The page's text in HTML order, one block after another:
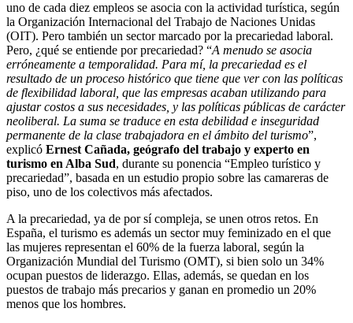
uno de cada diez empleos se asocia con la actividad turística, según
la Organización Internacional del Trabajo de Naciones Unidas
(OIT). Pero también un sector marcado por la precariedad laboral.
Pero, ¿qué se entiende por precariedad? “A menudo se asocia
erróneamente a temporalidad. Para mí, la precariedad es el
resultado de un proceso histórico que tiene que ver con las políticas
de flexibilidad laboral, que las empresas acaban utilizando para
ajustar costos a sus necesidades, y las políticas públicas de carácter
neoliberal. La suma se traduce en esta debilidad e inseguridad
permanente de la clase trabajadora en el ámbito del turismo”,
explicó Ernest Cañada, geógrafo del trabajo y experto en
turismo en Alba Sud, durante su ponencia “Empleo turístico y
precariedad”, basada en un estudio propio sobre las camareras de
piso, uno de los colectivos más afectados.
A la precariedad, ya de por sí compleja, se unen otros retos. En
España, el turismo es además un sector muy feminizado en el que
las mujeres representan el 60% de la fuerza laboral, según la
Organización Mundial del Turismo (OMT), si bien solo un 34%
ocupan puestos de liderazgo. Ellas, además, se quedan en los
puestos de trabajo más precarios y ganan en promedio un 20%
menos que los hombres.